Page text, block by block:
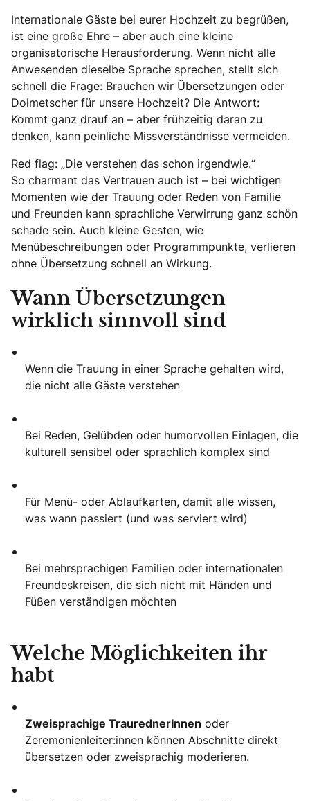
Internationale Gäste bei eurer Hochzeit zu begrüßen,
ist eine große Ehre – aber auch eine kleine
organisatorische Herausforderung. Wenn nicht alle
Anwesenden dieselbe Sprache sprechen, stellt sich
schnell die Frage: Brauchen wir Übersetzungen oder
Dolmetscher für unsere Hochzeit? Die Antwort:
Kommt ganz drauf an – aber frühzeitig daran zu
denken, kann peinliche Missverständnisse vermeiden.
Red flag: „Die verstehen das schon irgendwie.“
So charmant das Vertrauen auch ist – bei wichtigen
Momenten wie der Trauung oder Reden von Familie
und Freunden kann sprachliche Verwirrung ganz schön
schade sein. Auch kleine Gesten, wie
Menübeschreibungen oder Programmpunkte, verlieren
ohne Übersetzung schnell an Wirkung.
Wann Übersetzungen
wirklich sinnvoll sind
Wenn die Trauung in einer Sprache gehalten wird,
die nicht alle Gäste verstehen
Bei Reden, Gelübden oder humorvollen Einlagen, die
kulturell sensibel oder sprachlich komplex sind
Für Menü- oder Ablaufkarten, damit alle wissen,
was wann passiert (und was serviert wird)
Bei mehrsprachigen Familien oder internationalen
Freundeskreisen, die sich nicht mit Händen und
Füßen verständigen möchten
Welche Möglichkeiten ihr
habt
Zweisprachige TraurednerInnen oder
Zeremonienleiter:innen können Abschnitte direkt
übersetzen oder zweisprachig moderieren.